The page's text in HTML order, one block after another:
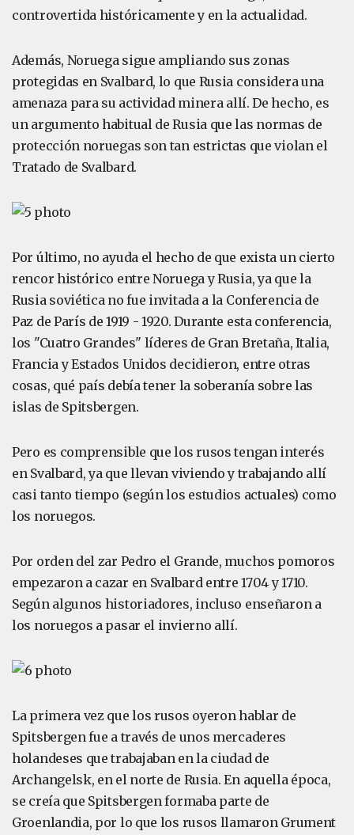
controvertida históricamente y en la actualidad.
Además, Noruega sigue ampliando sus zonas
protegidas en Svalbard, lo que Rusia considera una
amenaza para su actividad minera allí. De hecho, es
un argumento habitual de Rusia que las normas de
protección noruegas son tan estrictas que violan el
Tratado de Svalbard.
Por último, no ayuda el hecho de que exista un cierto
rencor histórico entre Noruega y Rusia, ya que la
Rusia soviética no fue invitada a la Conferencia de
Paz de París de 1919 - 1920. Durante esta conferencia,
los "Cuatro Grandes" líderes de Gran Bretaña, Italia,
Francia y Estados Unidos decidieron, entre otras
cosas, qué país debía tener la soberanía sobre las
islas de Spitsbergen.
Pero es comprensible que los rusos tengan interés
en Svalbard, ya que llevan viviendo y trabajando allí
casi tanto tiempo (según los estudios actuales) como
los noruegos.
Por orden del zar Pedro el Grande, muchos pomoros
empezaron a cazar en Svalbard entre 1704 y 1710.
Según algunos historiadores, incluso enseñaron a
los noruegos a pasar el invierno allí.
La primera vez que los rusos oyeron hablar de
Spitsbergen fue a través de unos mercaderes
holandeses que trabajaban en la ciudad de
Archangelsk, en el norte de Rusia. En aquella época,
se creía que Spitsbergen formaba parte de
Groenlandia, por lo que los rusos llamaron Grument